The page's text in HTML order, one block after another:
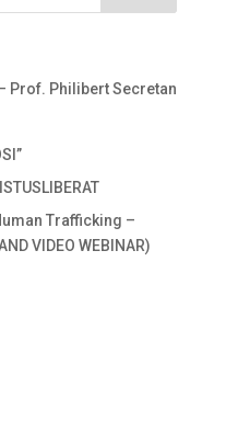
– Prof. Philibert Secretan
Trafficking –
VIDEO WEBINAR)